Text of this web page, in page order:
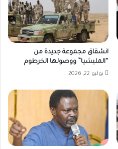
انشقاق مجموعة جديدة من
“المليشيا” ووصولها الخرطوم
يوليو 22, 2026